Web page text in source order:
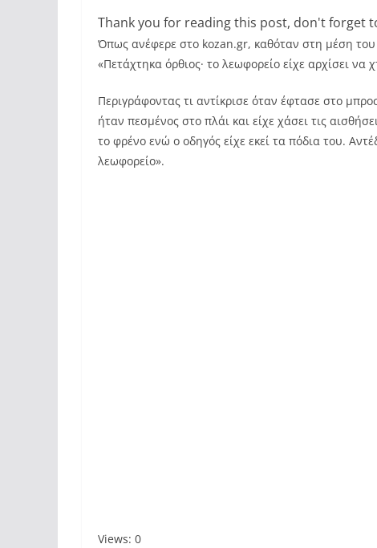
Thank you for reading this post, don't forget
Όπως ανέφερε στο kozan.gr, καθόταν στη μέση
«Πετάχτηκα όρθιος· το λεωφορείο είχε αρχίσει να
Περιγράφοντας τι αντίκρισε όταν έφτασε στο
ήταν πεσμένος στο πλάι και είχε χάσει τις
το φρένο ενώ ο οδηγός είχε εκεί τα πόδια του.
λεωφορείο».
Views: 0